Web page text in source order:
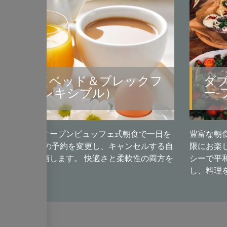
しみ（ベッド＆ブレックフ
ト-フレキシブル）
っぱいのオープンビュッフェ式朝食で一日を
。 あなたの予約を変更し、キャンセルする自
休暇を計画します。 快適さと柔軟性の両方を
ダ
ー-
豊富な朝
限にお楽
シーで平
し、料理